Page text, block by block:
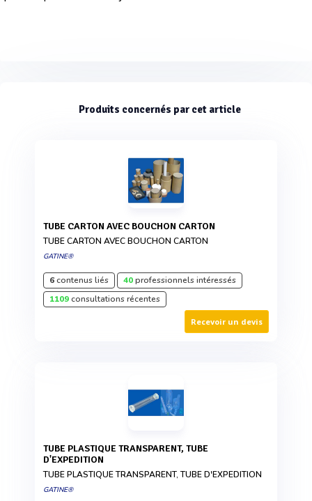
Produits concernés par cet article
TUBE CARTON AVEC BOUCHON CARTON
TUBE CARTON AVEC BOUCHON CARTON
GATINE®
6contenus liés 40professionnels intéressés
1109consultations récentes
Recevoir un devis
TUBE PLASTIQUE TRANSPARENT, TUBE
D'EXPEDITION
TUBE PLASTIQUE TRANSPARENT, TUBE D'EXPEDITION
GATINE®